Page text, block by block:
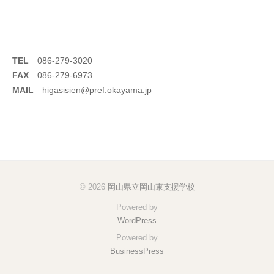
TEL 086-279-3020
FAX 086-279-6973
MAIL higasisien@pref.okayama.jp
© 2026 岡山県立岡山東支援学校
Powered by
WordPress
Powered by
BusinessPress